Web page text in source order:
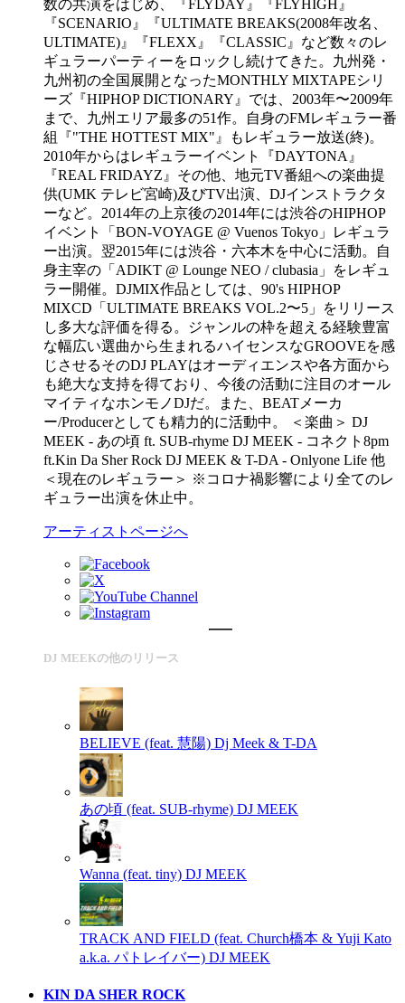
数の共演をはじめ、『FLYDAY』『FLYHIGH』
『SCENARIO』『ULTIMATE BREAKS(2008年改名、
ULTIMATE)』『FLEXX』『CLASSIC』など数々のレ
ギュラーパーティーをロックし続けてきた。九州発・
九州初の全国展開となったMONTHLY MIXTAPEシリ
ーズ『HIPHOP DICTIONARY』では、2003年〜2009年
まで、九州エリア最多の51作。自身のFMレギュラー番
組『"THE HOTTEST MIX"』もレギュラー放送(終)。
2010年からはレギュラーイベント『DAYTONA』
『REAL FRIDAYZ』その他、地元TV番組への楽曲提
供(UMK テレビ宮崎)及びTV出演、DJインストラクタ
ーなど。2014年の上京後の2014年には渋谷のHIPHOP
イベント「BON-VOYAGE @ Vuenos Tokyo」レギュラ
ー出演。翌2015年には渋谷・六本木を中心に活動。自
身主宰の「ADIKT @ Lounge NEO / clubasia」をレギュ
ラー開催。DJMIX作品としては、90's HIPHOP
MIXCD「ULTIMATE BREAKS VOL.2〜5」をリリース
し多大な評価を得る。ジャンルの枠を超える経験豊富
な幅広い選曲から生まれるハイセンスなGROOVEを感
じさせるそのDJ PLAYはオーディエンスや各方面から
も絶大な支持を得ており、今後の活動に注目のオール
マイティなホンモノDJだ。また、BEATメーカ
ー/Producerとしても精力的に活動中。 ＜楽曲＞ DJ
MEEK - あの頃 ft. SUB-rhyme DJ MEEK - コネクト8pm
ft.Kin Da Sher Rock DJ MEEK & T-DA - Onlyone Life 他
＜現在のレギュラー＞ ※コロナ禍影響により全てのレ
ギュラー出演を休止中。
アーティストページへ
DJ MEEKの他のリリース
BELIEVE (feat. 慧陽) Dj Meek & T-DA
あの頃 (feat. SUB-rhyme) DJ MEEK
Wanna (feat. tiny) DJ MEEK
TRACK AND FIELD (feat. Church橋本 & Yuji Kato
a.k.a. パトレイバー) DJ MEEK
KIN DA SHER ROCK